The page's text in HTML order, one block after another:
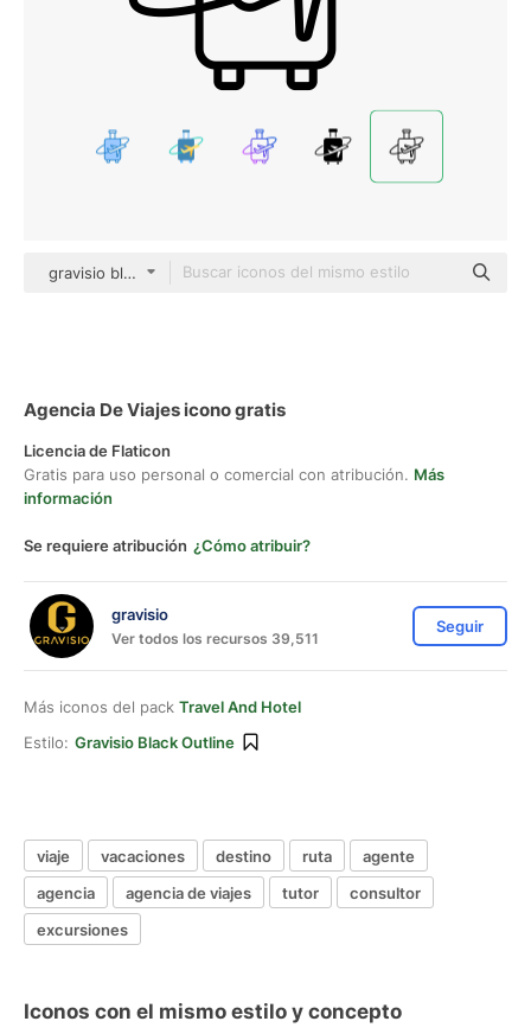
gravisio black outline
Agencia De Viajes icono gratis
Licencia de Flaticon
Gratis para uso personal o comercial con atribución. Más
información
Se requiere atribución ¿Cómo atribuir?
gravisio
Ver todos los recursos 39,511
Seguir
Más iconos del pack Travel And Hotel
Estilo: Gravisio Black Outline
viaje vacaciones destino ruta
agente
agencia
agencia de viajes tutor
consultor
excursiones
Iconos con el mismo estilo y concepto